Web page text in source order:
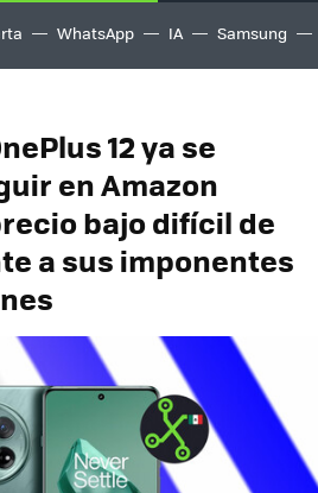
WhatsApp IA Samsung
12 ya se
en Amazon
bajo difícil de
a sus imponentes